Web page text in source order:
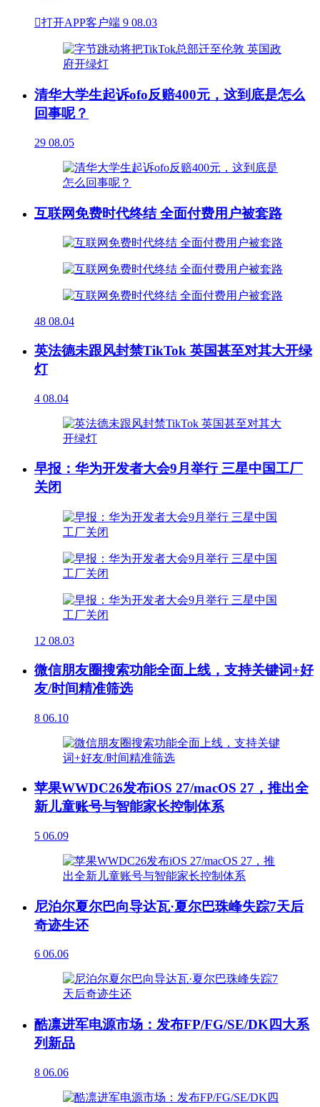
打开APP客户端 9 08.03
清华大学生起诉ofo反赔400元，这到底是怎么
回事呢？
29 08.05
互联网免费时代终结 全面付费用户被套路
48 08.04
英法德未跟风封禁TikTok 英国甚至对其大开绿
灯
4 08.04
早报：华为开发者大会9月举行 三星中国工厂
关闭
12 08.03
微信朋友圈搜索功能全面上线，支持关键词+好
友/时间精准筛选
8 06.10
苹果WWDC26发布iOS 27/macOS 27，推出全
新儿童账号与智能家长控制体系
5 06.09
尼泊尔夏尔巴向导达瓦·夏尔巴珠峰失踪7天后
奇迹生还
6 06.06
酷凛进军电源市场：发布FP/FG/SE/DK四大系
列新品
8 06.06